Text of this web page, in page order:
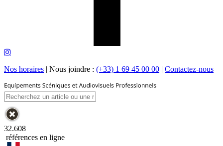
Nos horaires | Nous joindre : (+33) 1 69 45 00 00 | Contactez-nous
32.608
références en ligne